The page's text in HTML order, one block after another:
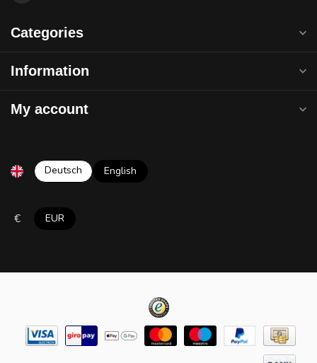
Categories
Information
My account
Deutsch English
€ EUR